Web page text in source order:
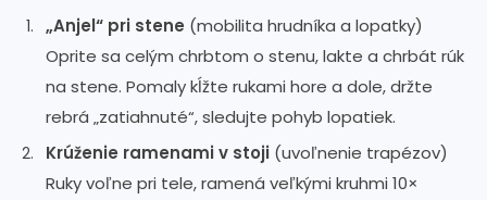
„Anjel“ pri stene (mobilita hrudníka a lopatky)
Oprite sa celým chrbtom o stenu, lakte a chrbát rúk
na stene. Pomaly kĺžte rukami hore a dole, držte
rebrá „zatiahnuté“, sledujte pohyb lopatiek.
Krúženie ramenami v stoji (uvoľnenie trapézov)
Ruky voľne pri tele, ramená veľkými kruhmi 10×